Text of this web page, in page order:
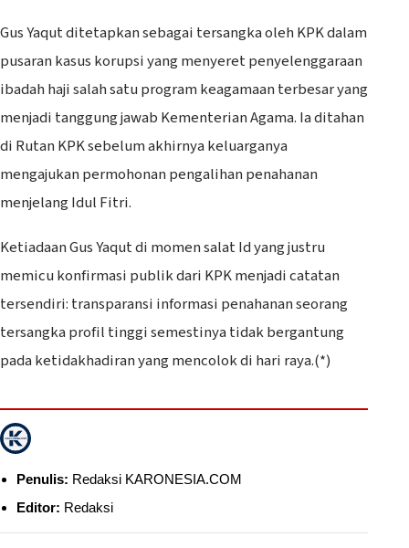
Gus Yaqut ditetapkan sebagai tersangka oleh KPK dalam
pusaran kasus korupsi yang menyeret penyelenggaraan
ibadah haji salah satu program keagamaan terbesar yang
menjadi tanggung jawab Kementerian Agama. Ia ditahan
di Rutan KPK sebelum akhirnya keluarganya
mengajukan permohonan pengalihan penahanan
menjelang Idul Fitri.
Ketiadaan Gus Yaqut di momen salat Id yang justru
memicu konfirmasi publik dari KPK menjadi catatan
tersendiri: transparansi informasi penahanan seorang
tersangka profil tinggi semestinya tidak bergantung
pada ketidakhadiran yang mencolok di hari raya.(*)
Penulis: Redaksi KARONESIA.COM
Editor: Redaksi